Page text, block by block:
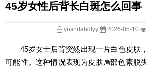
45岁女性后背长白斑怎么回事
yuandabdfyy 2026-05-10
45岁女士后背突然出现一片白色皮肤
可能性。这种情况表现为皮肤局部色素脱